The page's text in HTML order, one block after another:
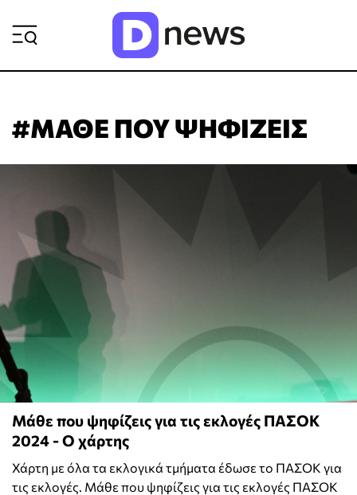
#ΜΑΘΕ ΠΟΥ ΨΗΦΙΖΕΙΣ
Μάθε που ψηφίζεις για τις εκλογές ΠΑΣΟΚ
2024 - Ο χάρτης
Χάρτη με όλα τα εκλογικά τμήματα έδωσε το ΠΑΣΟΚ για
τις εκλογές. Μάθε που ψηφίζεις για τις εκλογές ΠΑΣΟΚ